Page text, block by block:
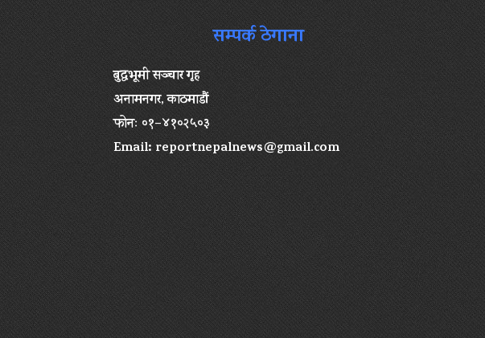
सम्पर्क ठेगाना
बुद्धभूमी सञ्चार गृह
अनामनगर, काठमाडौं
फोनः ०१–४१०२५०३
Email:reportnepalnews@gmail.com